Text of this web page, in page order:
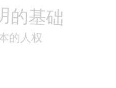
的基础
的人权